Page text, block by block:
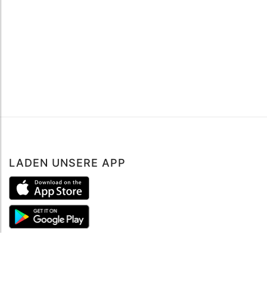
LADEN UNSERE APP